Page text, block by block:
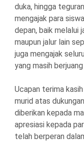
duka, hingga
mengajak para
depan, baik melalui
maupun jalur lain
juga mengajak
yang masih
Ucapan terima
murid atas
diberikan kepada
apresiasi kepada
telah berperan